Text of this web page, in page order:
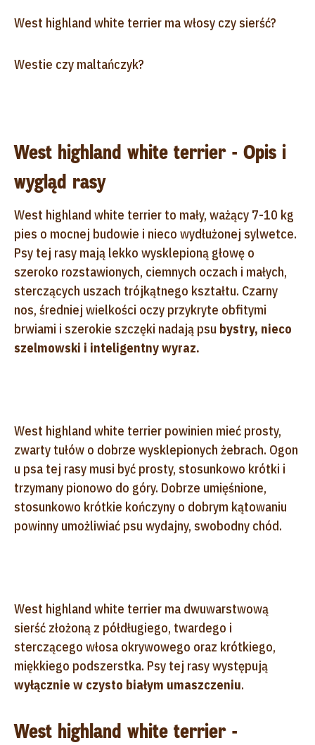
West highland white terrier ma włosy czy sierść?
Westie czy maltańczyk?
West highland white terrier - Opis i
wygląd rasy
West highland white terrier to mały, ważący 7-10 kg
pies o mocnej budowie i nieco wydłużonej sylwetce.
Psy tej rasy mają lekko wysklepioną głowę o
szeroko rozstawionych, ciemnych oczach i małych,
sterczących uszach trójkątnego kształtu. Czarny
nos, średniej wielkości oczy przykryte obfitymi
brwiami i szerokie szczęki nadają psu bystry, nieco
szelmowski i inteligentny wyraz.
West highland white terrier powinien mieć prosty,
zwarty tułów o dobrze wysklepionych żebrach. Ogon
u psa tej rasy musi być prosty, stosunkowo krótki i
trzymany pionowo do góry. Dobrze umięśnione,
stosunkowo krótkie kończyny o dobrym kątowaniu
powinny umożliwiać psu wydajny, swobodny chód.
West highland white terrier ma dwuwarstwową
sierść złożoną z półdługiego, twardego i
sterczącego włosa okrywowego oraz krótkiego,
miękkiego podszerstka. Psy tej rasy występują
wyłącznie w czysto białym umaszczeniu.
West highland white terrier -